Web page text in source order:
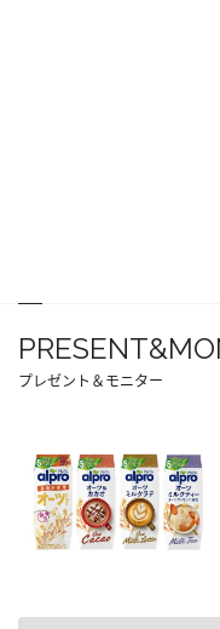
プレゼント＆モニター